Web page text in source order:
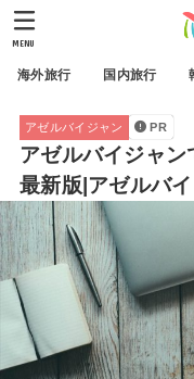
海外旅行 国内旅行
MENU
アゼルバイジャン PR
アゼルバイジャ
最新版|アゼルバ